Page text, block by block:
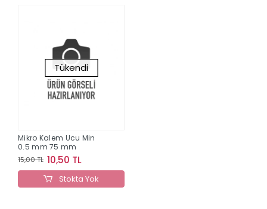
Tükendi
Mikro Kalem Ucu Min
0.5 mm 75 mm
15,00 TL 10,50 TL
Stokta Yok